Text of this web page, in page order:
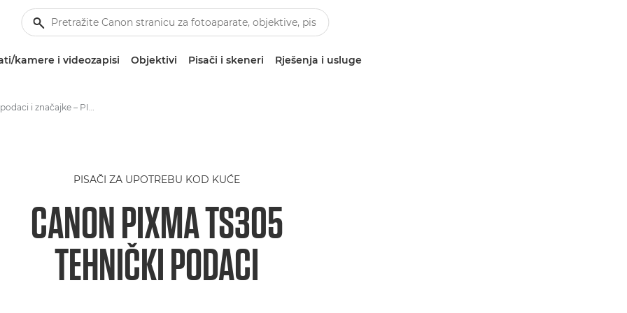
kamere i videozapisi Objektivi Pisači i skeneri Rješenja i usluge
Tehnički podaci i značajke – PIXMA TS305
PISAČI ZA UPOTREBU KOD KUĆE
CANON PIXMA TS305
TEHNIČKI PODACI